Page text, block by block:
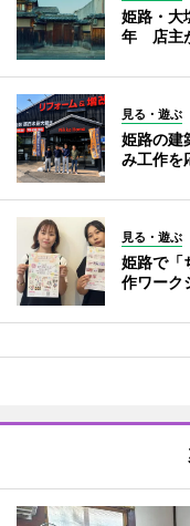
姫路・大
年 店主
見る・遊ぶ
姫路の建
み工作を
見る・遊ぶ
姫路で「
作ワーク